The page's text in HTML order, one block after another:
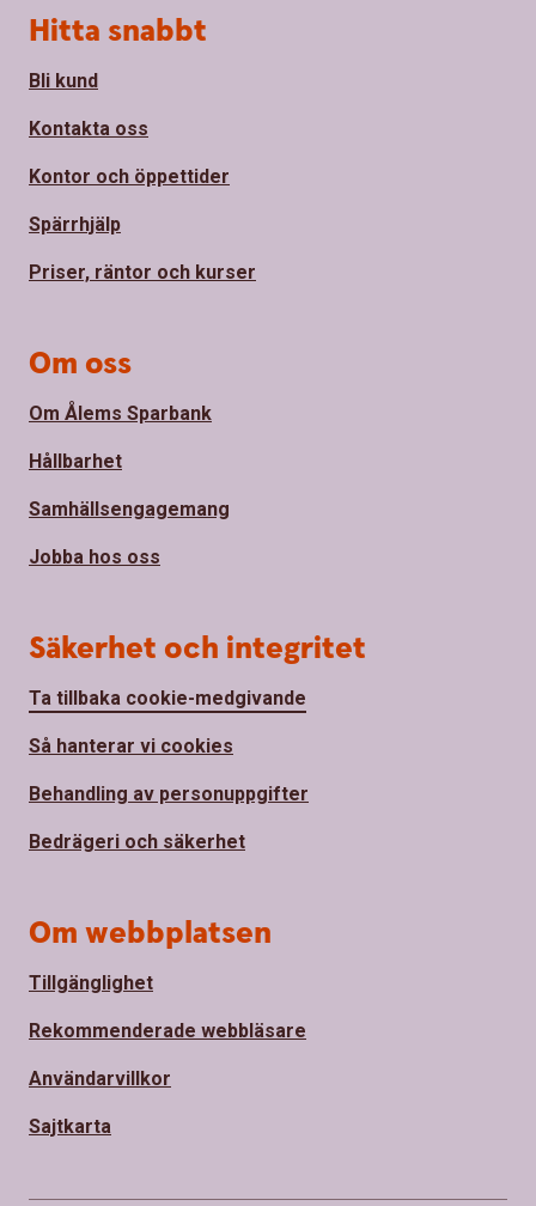
Sidfot
Hitta snabbt
Bli kund
Kontakta oss
Kontor och öppettider
Spärrhjälp
Priser, räntor och kurser
Om oss
Om Ålems Sparbank
Hållbarhet
Samhällsengagemang
Jobba hos oss
Säkerhet och integritet
Ta tillbaka cookie-medgivande
Så hanterar vi cookies
Behandling av personuppgifter
Bedrägeri och säkerhet
Om webbplatsen
Tillgänglighet
Rekommenderade webbläsare
Användarvillkor
Sajtkarta